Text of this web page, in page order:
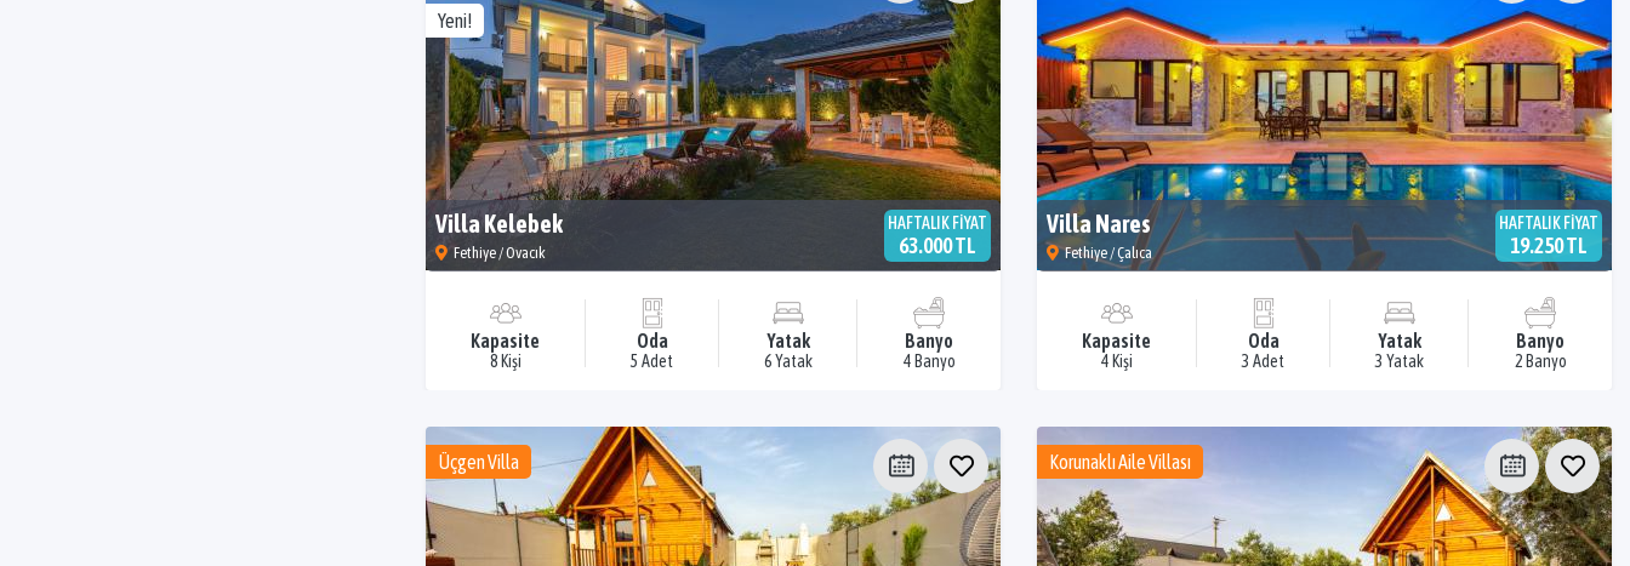
Yeni!
Villa Kelebek
Fethiye / Ovacık
HAFTALIK FİYAT
63.000 TL
Kapasite
8 Kişi
Oda
5 Adet
Yatak
6 Yatak
Banyo
4 Banyo
Villa Nares
Fethiye / Çalıca
HAFTALIK FİYAT
19.250 TL
Kapasite
4 Kişi
Oda
3 Adet
Yatak
3 Yatak
Banyo
2 Banyo
Üçgen Villa Korunaklı Aile Villası